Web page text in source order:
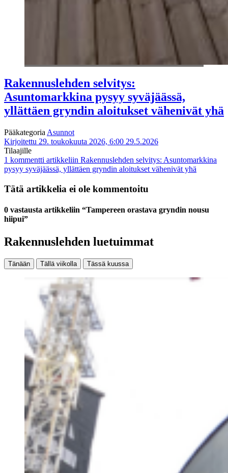
Rakennuslehden selvitys:
Asuntomarkkina pysyy syväjäässä,
yllättäen gryndin aloitukset vähenivät yhä
Pääkategoria Asunnot
Kirjoitettu 29. toukokuuta 2026, 6:00 29.5.2026
Tilaajille
1 kommentti artikkeliin Rakennuslehden selvitys: Asuntomarkkina
pysyy syväjäässä, yllättäen gryndin aloitukset vähenivät yhä
Tätä artikkelia ei ole kommentoitu
0 vastausta artikkeliin “Tampereen orastava gryndin nousu
hiipui”
Rakennuslehden luetuimmat
Tänään Tällä viikolla Tässä kuussa